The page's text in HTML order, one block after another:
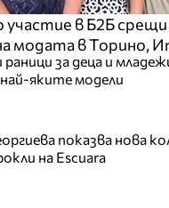
участие в Б2Б
модата в Торино,
за деца и
яките модели
показва нова
на Escuara